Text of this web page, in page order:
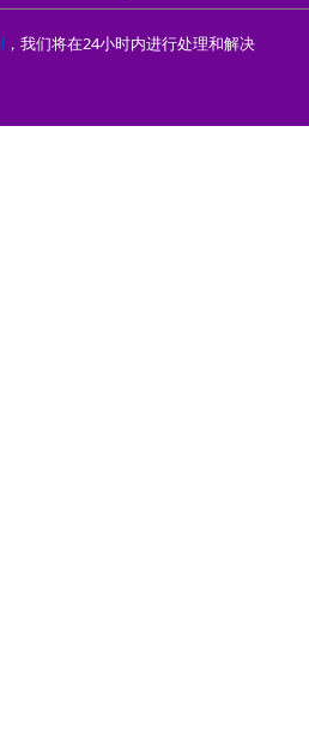
，我们将在24小时内进行处理和解决